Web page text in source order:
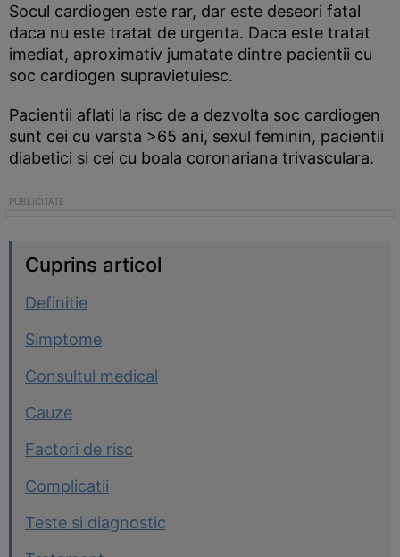
Socul cardiogen este rar, dar este deseori fatal
daca nu este tratat de urgenta. Daca este tratat
imediat, aproximativ jumatate dintre pacientii cu
soc cardiogen supravietuiesc.
Pacientii aflati la risc de a dezvolta soc cardiogen
sunt cei cu varsta >65 ani, sexul feminin, pacientii
diabetici si cei cu boala coronariana trivasculara.
Cuprins articol
Definitie
Simptome
Consultul medical
Cauze
Factori de risc
Complicatii
Teste si diagnostic